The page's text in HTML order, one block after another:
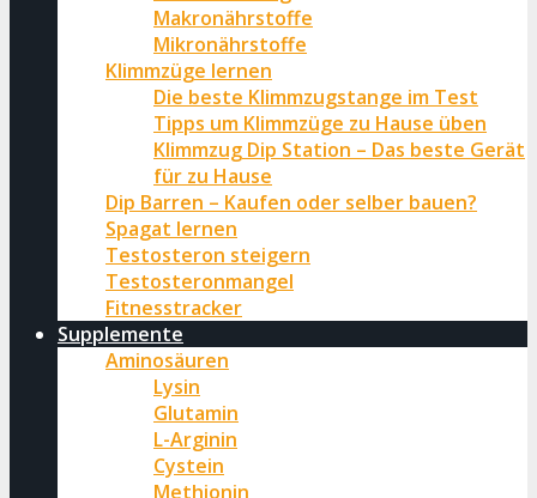
Makronährstoffe
Mikronährstoffe
Klimmzüge lernen
Die beste Klimmzugstange im Test
Tipps um Klimmzüge zu Hause üben
Klimmzug Dip Station – Das beste Gerät
für zu Hause
Dip Barren – Kaufen oder selber bauen?
Spagat lernen
Testosteron steigern
Testosteronmangel
Fitnesstracker
Supplemente
Aminosäuren
Lysin
Glutamin
L-Arginin
Cystein
Methionin